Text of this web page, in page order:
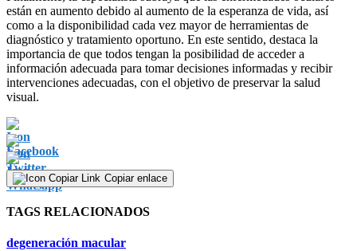
están en aumento debido al aumento de la esperanza de vida, así
como a la disponibilidad cada vez mayor de herramientas de
diagnóstico y tratamiento oportuno. En este sentido, destaca la
importancia de que todos tengan la posibilidad de acceder a
información adecuada para tomar decisiones informadas y recibir
intervenciones adecuadas, con el objetivo de preservar la salud
visual.
Copiar enlace
TAGS RELACIONADOS
degeneración macular